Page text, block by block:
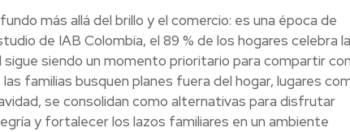
más allá del brillo y el comercio: es una época de
de IAB Colombia, el 89 % de los hogares celebra la
siendo un momento prioritario para compartir con
familias busquen planes fuera del hogar, lugares
se consolidan como alternativas para disfrutar
y fortalecer los lazos familiares en un ambiente